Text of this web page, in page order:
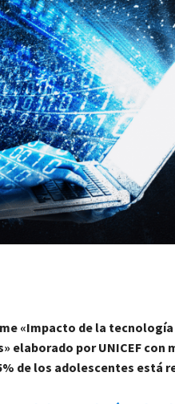
«Impacto de la
elaborado por UNICEF
de los adolescentes está